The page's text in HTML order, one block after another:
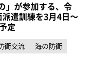
」が参加する、令
遣訓練を3月4日～
定
衛交流 海の防衛